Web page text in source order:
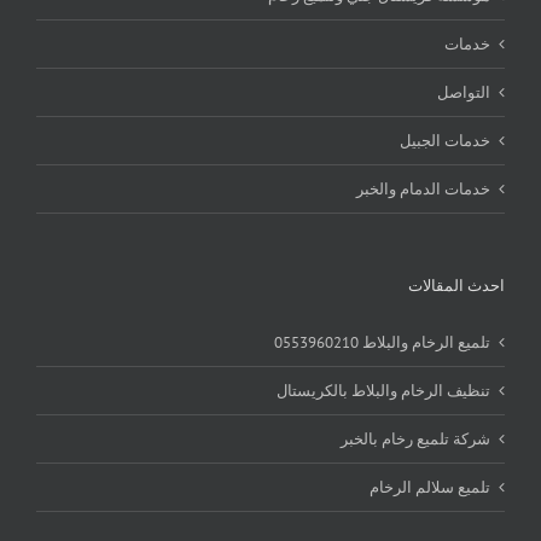
خدمات
التواصل
خدمات الجبيل
خدمات الدمام والخبر
احدث المقالات
تلميع الرخام والبلاط 0553960210
تنظيف الرخام والبلاط بالكريستال
شركة تلميع رخام بالخبر
تلميع سلالم الرخام